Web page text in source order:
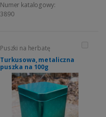
Numer katalogowy:
3890
Puszki na herbatę
Turkusowa, metaliczna
puszka na 100g